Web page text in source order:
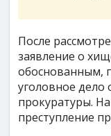
После
заявление о
обоснованным,
уголовное дело
прокуратуры.
преступление